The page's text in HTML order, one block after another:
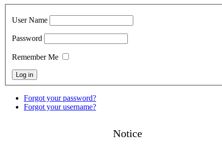
User Name
Password
Remember Me
Forgot your password?
Forgot your username?
Notice